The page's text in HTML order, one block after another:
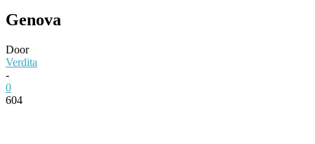
Genova
Door
Verdita
-
0
604